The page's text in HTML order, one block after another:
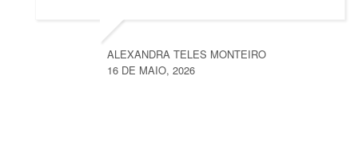
ALEXANDRA TELES MONTEIRO
16 DE MAIO, 2026